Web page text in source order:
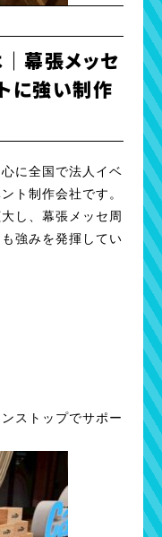
幕張メッセ
に強い制作
に全国で法人イベ
ト制作会社です。
し、幕張メッセ周
強みを発揮してい
ストップでサポー